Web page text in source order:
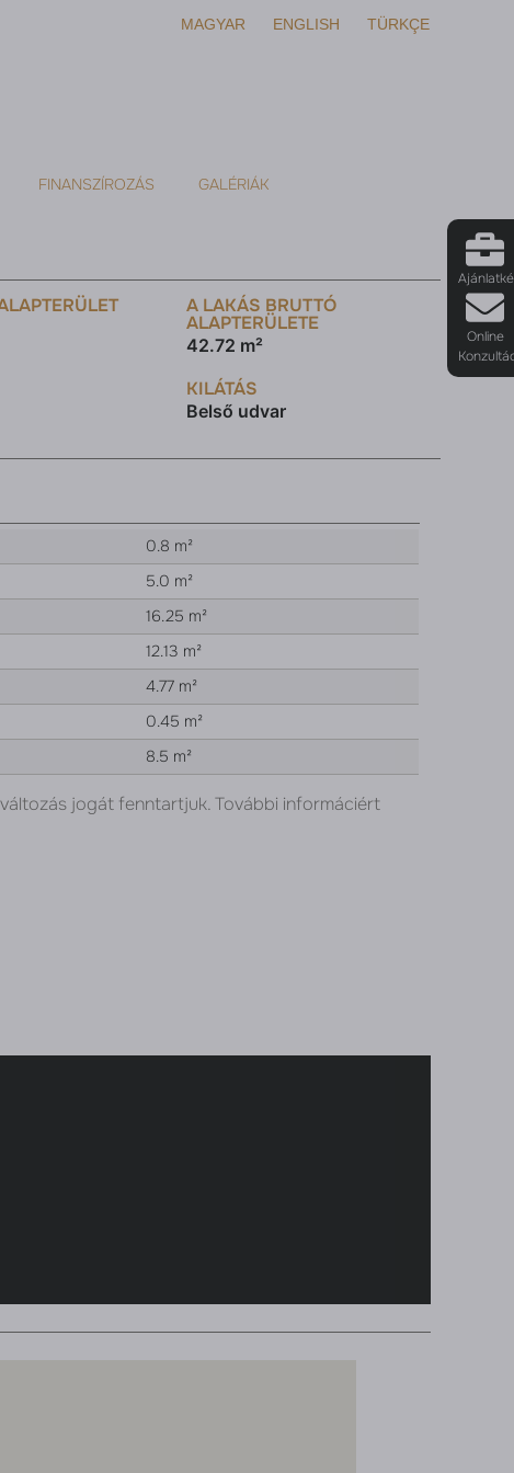
MAGYAR ENGLISH TÜRKÇE
FINANSZÍROZÁS GALÉRIÁK
Online
A LAKÁS BRUTTÓ
ALAPTERÜLETE
42.72 m²
KILÁTÁS
Belső udvar
0.8 m²
5.0 m²
16.25 m²
12.13 m²
4.77 m²
0.45 m²
8.5 m²
jogát fenntartjuk. További informáciért